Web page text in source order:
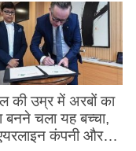
की उम्र में अरबों का
बनने चला यह बच्चा,
कंपनी और…